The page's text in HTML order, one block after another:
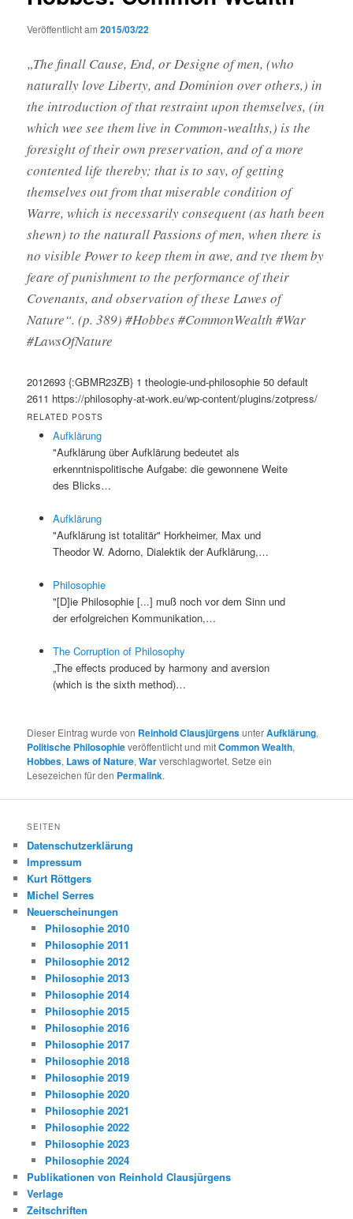
Veröffentlicht am2015/03/22
„The finall Cause, End, or Designe of men, (who
naturally love Liberty, and Dominion over others,) in
the introduction of that restraint upon themselves, (in
which wee see them live in Common-wealths,) is the
foresight of their own preservation, and of a more
contented life thereby; that is to say, of getting
themselves out from that miserable condition of
Warre, which is necessarily consequent (as hath been
shewn) to the naturall Passions of men, when there is
no visible Power to keep them in awe, and tye them by
feare of punishment to the performance of their
Covenants, and observation of these Lawes of
Nature“. (p. 389) #Hobbes #CommonWealth #War
#LawsOfNature
2012693 {:GBMR23ZB} 1 theologie-und-philosophie 50 default
2611 https://philosophy-at-work.eu/wp-content/plugins/zotpress/
RELATED POSTS
Aufklärung
"Aufklärung über Aufklärung bedeutet als
erkenntnispolitische Aufgabe: die gewonnene Weite
des Blicks…
Aufklärung
"Aufklärung ist totalitär" Horkheimer, Max und
Theodor W. Adorno, Dialektik der Aufklärung,…
Philosophie
"[D]ie Philosophie [...] muß noch vor dem Sinn und
der erfolgreichen Kommunikation,…
The Corruption of Philosophy
„The effects produced by harmony and aversion
(which is the sixth method)…
Dieser Eintrag wurde von Reinhold ClausjürgensunterAufklärung,
Politische Philosophieveröffentlicht und mitCommon Wealth,
Hobbes, Laws of Nature,Warverschlagwortet. Setze ein
Lesezeichen für den Permalink.
SEITEN
Datenschutzerklärung
Impressum
Kurt Röttgers
Michel Serres
Neuerscheinungen
Philosophie 2010
Philosophie 2011
Philosophie 2012
Philosophie 2013
Philosophie 2014
Philosophie 2015
Philosophie 2016
Philosophie 2017
Philosophie 2018
Philosophie 2019
Philosophie 2020
Philosophie 2021
Philosophie 2022
Philosophie 2023
Philosophie 2024
Publikationen von Reinhold Clausjürgens
Verlage
Zeitschriften